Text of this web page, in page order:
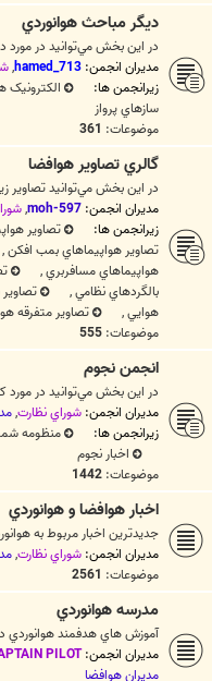
ديگر مباحث هوانوردي
در اين بخش مي‌توانيد در مورد
مدیران انجمن: hamed_713
,
زیرانجمن ها:
الکترونيک
سازهاي پرواز
موضوعات: 361
گالري تصاوير هوافضا
در اين بخش مي‌توانيد تصاوير
مدیران انجمن: moh-597
,
زیرانجمن ها:
تصاوير
تصاوير هواپيماهاي بمب افکن,
هواپيماهاي مسافربري,
بالگردهاي نظامي,
هوايي,
تصاوير متفرقه
موضوعات: 555
انجمن نجوم
در اين بخش مي‌توانيد در مورد
مدیران انجمن: شوراي نظارت,
زیرانجمن ها:
منظومه
اخبار نجوم
موضوعات: 1442
اخبار هوافضا و هوانوردي
جديدترين اخبار مربوط به
مدیران انجمن: شوراي نظارت,
موضوعات: 2561
مدرسه هوانوردي
آموزش هاي هدفمند هوانوردي
مدیران انجمن: PILOT
مديران هوافضا